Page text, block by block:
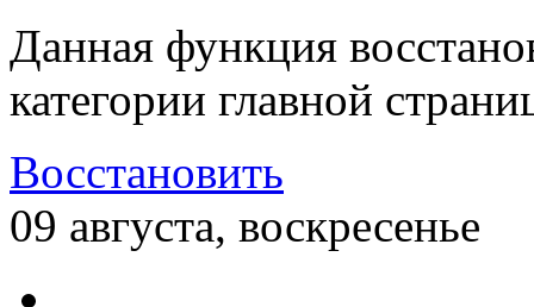
Данная функция
категории главной
Восстановить
09 августа, воскресенье